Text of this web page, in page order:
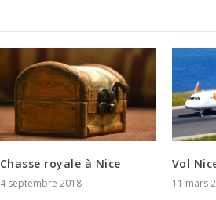
Chasse royale à Nice
4 septembre 2018
Vol
11 mars